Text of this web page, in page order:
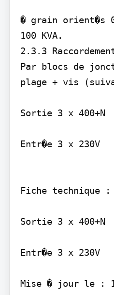
� grain orient�s
100 KVA.
2.3.3
Par blocs de
plage + vis
Sortie 3 x 400+N
Entr�e 3 x 230V
Fiche technique :
Sortie 3 x 400+N
Entr�e 3 x 230V